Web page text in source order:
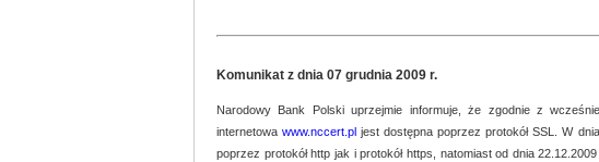
Komunikat z dnia 07 grudnia 2009 r.
Narodowy Bank Polski uprzejmie informuje, że zgodnie z
internetowawww.nccert.pl jest dostępna poprzez protokół SSL. W
poprzez protokół http jak i protokół https, natomiast od dnia